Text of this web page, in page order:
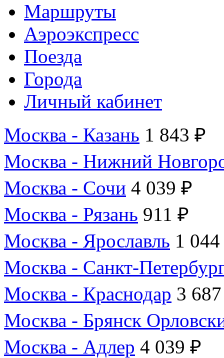
Маршруты
Аэроэкспресс
Поезда
Города
Личный кабинет
Москва - Казань 1 843 ₽
Москва - Нижний
Москва - Сочи 4 039 ₽
Москва - Рязань 911 ₽
Москва - Ярославль 1
Москва - Санкт-
Москва - Краснодар 3
Москва - Брянск
Москва - Адлер 4 039 ₽